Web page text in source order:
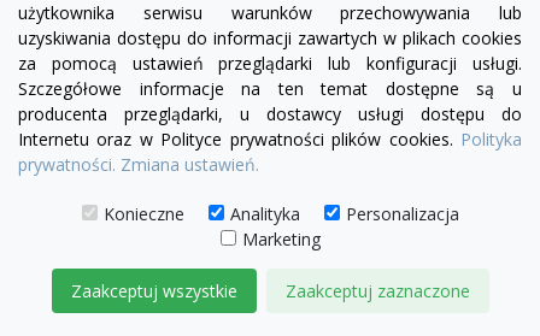
użytkownika serwisu warunków przechowywania lub
uzyskiwania dostępu do informacji zawartych w plikach cookies
za pomocą ustawień przeglądarki lub konfiguracji usługi.
Szczegółowe informacje na ten temat dostępne są u
producenta przeglądarki, u dostawcy usługi dostępu do
Internetu oraz w Polityce prywatności plików cookies. Polityka
prywatności. Zmiana ustawień.
Konieczne Analityka
Personalizacja
Marketing
Zaakceptuj wszystkie Zaakceptuj zaznaczone